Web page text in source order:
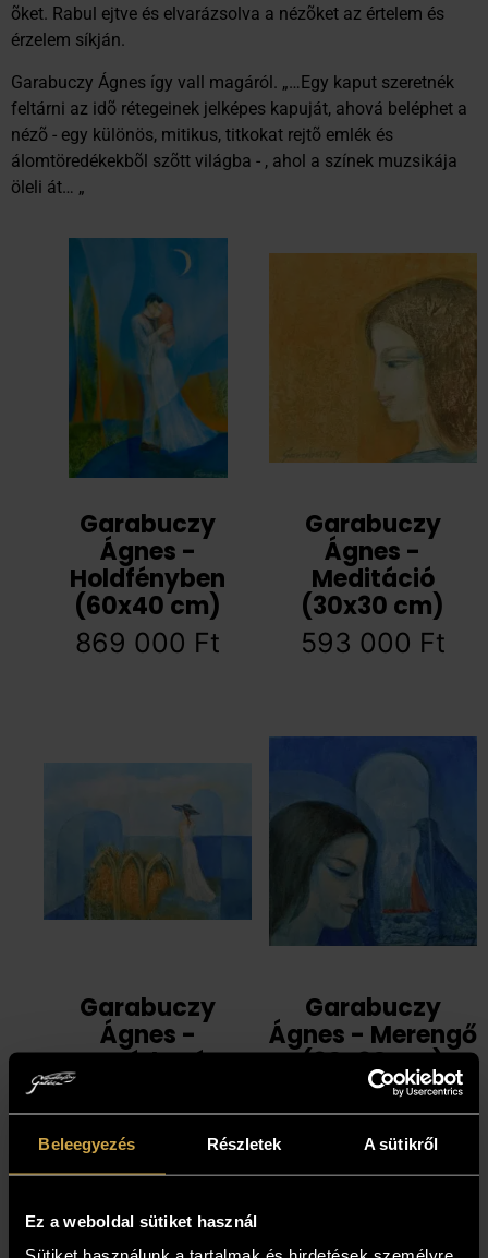
Beleegyezés Részletek A sütikről
Ez a weboldal sütiket használ
õket. Rabul ejtve és elvarázsolva a nézõket az értelem és
érzelem síkján.
Garabuczy Ágnes így vall magáról. „…Egy kaput szeretnék
feltárni az idõ rétegeinek jelképes kapuját, ahová beléphet a
nézõ - egy különös, mitikus, titkokat rejtõ emlék és
álomtöredékekbõl szõtt világba - , ahol a színek muzsikája
öleli át… „
Garabuczy
Ágnes -
Holdfényben
(60x40 cm)
869 000 Ft
Garabuczy
Ágnes -
Meditáció
(30x30 cm)
593 000 Ft
Garabuczy
Ágnes -
Megérkezés
(60x80 cm)
1 492 000Ft
Garabuczy
Ágnes - Merengő
(30x30 cm)
589 000Ft